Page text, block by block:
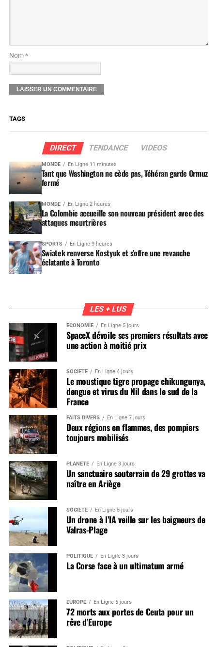
Nom *
TAGS
DIRECT TENDANCE VIDEOS
MONDE En Ligne 11 minutes
Tant que Washington ne cède pas, Téhéran garde Ormuz
fermé
MONDE En Ligne 2 heures
La Colombie accueille son nouveau président avec des
attaques meurtrières
SPORTS En Ligne 9 heures
Swiatek renverse Kostyuk et s’offre une revanche
éclatante à Toronto
LES + LUS
ÉCONOMIE En Ligne 5 jours
SpaceX dévoile ses premiers résultats avec
une action à moitié prix
SOCIÉTÉ En Ligne 4 jours
Le moustique tigre propage chikungunya,
dengue et virus du Nil dans le sud de la
France
FAITS DIVERS En Ligne 7 jours
Deux régions en flammes, des pompiers
toujours mobilisés
PLANÈTE En Ligne 3 jours
Un sanctuaire souterrain de 29 grottes va
naître en Ariège
SOCIÉTÉ En Ligne 5 jours
Un drone à l’IA veille sur les baigneurs de
Valras-Plage
POLITIQUE En Ligne 3 jours
La Corse face à un ultimatum armé
EUROPE En Ligne 6 jours
72 morts aux portes de Ceuta pour un
rêve d’Europe